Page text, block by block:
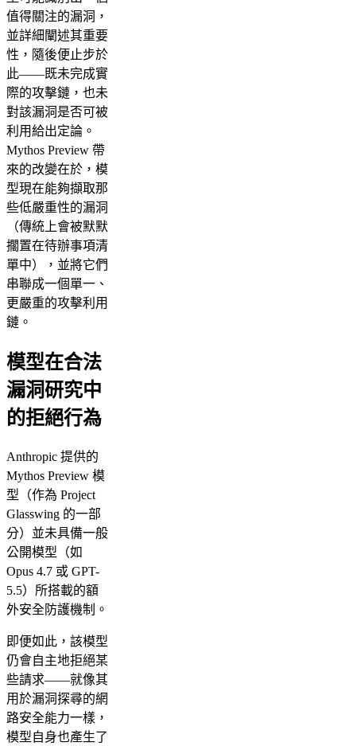
值得關注的漏洞，
並詳細闡述其重要
性，隨後便止步於
此——既未完成實
際的攻擊鏈，也未
對該漏洞是否可被
利用給出定論。
Mythos Preview 帶
來的改變在於，模
型現在能夠擷取那
些低嚴重性的漏洞
（傳統上會被默默
擱置在待辦事項清
單中），並將它們
串聯成一個單一、
更嚴重的攻擊利用
鏈。
模型在合法
漏洞研究中
的拒絕行為
Anthropic 提供的
Mythos Preview 模
型（作為 Project
Glasswing 的一部
分）並未具備一般
公開模型（如
Opus 4.7 或 GPT-
5.5）所搭載的額
外安全防護機制。
即便如此，該模型
仍會自主地拒絕某
些請求——就像其
用於漏洞探尋的網
路安全能力一樣，
模型自身也產生了